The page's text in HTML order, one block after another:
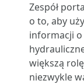
Zespół
o to, aby
informacji
większą
niezwykle